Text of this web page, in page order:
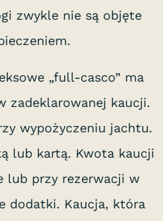
zwykle nie są objęte
„full-casco” ma
zadeklarowanej kaucji.
wypożyczeniu jachtu.
lub kartą. Kwota kaucji
lub przy rezerwacji w
dodatki. Kaucja, która